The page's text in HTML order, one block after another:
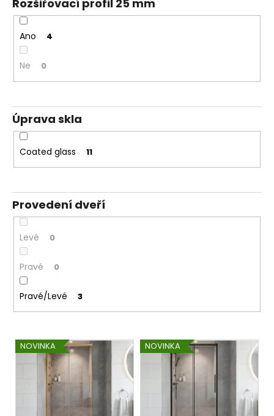
Rozšiřovací profil 25 mm
Ano 4
Ne 0
Úprava skla
Coated glass 11
Provedení dveří
Levé 0
Pravé 0
Pravé/Levé 3
V
ý
NOVINKA NOVINKA